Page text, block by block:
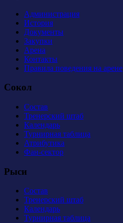
Администрация
История
Документы
Закупки
Арена
Контакты
Правила поведения на арене
Сокол
Состав
Тренерский штаб
Календарь
Турнирная таблица
Атрибутика
Фан-сектор
Рыси
Состав
Тренерский штаб
Календарь
Турнирная таблица